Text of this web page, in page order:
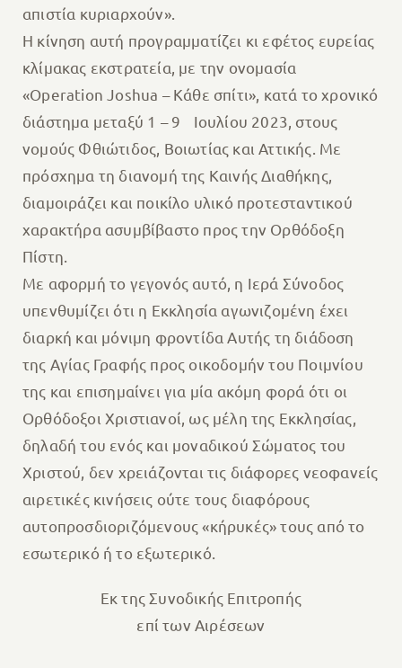
απιστία κυριαρχούν».
Η κίνηση αυτή προγραμματίζει κι εφέτος ευρείας
κλίμακας εκστρατεία, με την ονομασία
«Operation Joshua – Κάθε σπίτι», κατά το χρονικό
διάστημα μεταξύ 1 – 9 Ιουλίου 2023, στους
νομούς Φθιώτιδος, Βοιωτίας και Αττικής. Με
πρόσχημα τη διανομή της Καινής Διαθήκης,
διαμοιράζει και ποικίλο υλικό προτεσταντικού
χαρακτήρα ασυμβίβαστο προς την Ορθόδοξη
Πίστη.
Με αφορμή το γεγονός αυτό, η Ιερά Σύνοδος
υπενθυμίζει ότι η Εκκλησία αγωνιζομένη έχει
διαρκή και μόνιμη φροντίδα Αυτής τη διάδοση
της Αγίας Γραφής προς οικοδομήν του Ποιμνίου
της και επισημαίνει για μία ακόμη φορά ότι οι
Ορθόδοξοι Χριστιανοί, ως μέλη της Εκκλησίας,
δηλαδή του ενός και μοναδικού Σώματος του
Χριστού, δεν χρειάζονται τις διάφορες νεοφανείς
αιρετικές κινήσεις ούτε τους διαφόρους
αυτοπροσδιοριζόμενους «κήρυκές» τους από το
εσωτερικό ή το εξωτερικό.
Εκ της Συνοδικής Επιτροπής
επί των Αιρέσεων